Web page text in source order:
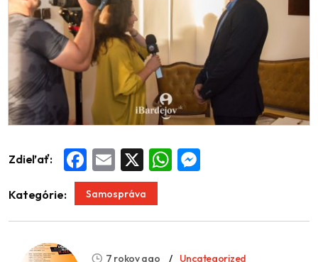
Zdieľať: Facebook
Email WhatsApp
Kategórie: Samospráva
7 rokov ago Uncategorized